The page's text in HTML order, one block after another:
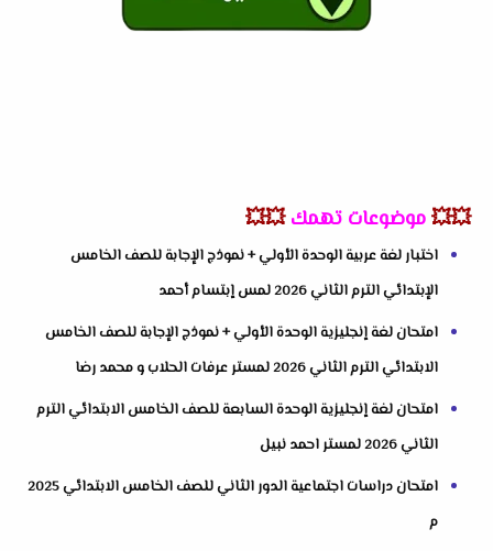
💥💥موضوعات تهمك 💥💥
اختبار لغة عربية الوحدة الأولي + نموذج الإجابة للصف الخامس
الإبتدائي الترم الثاني 2026 لمس إبتسام أحمد
امتحان لغة إنجليزية الوحدة الأولي + نموذج الإجابة للصف الخامس
الابتدائي الترم الثاني 2026 لمستر عرفات الحلاب و محمد رضا
امتحان لغة إنجليزية الوحدة السابعة للصف الخامس الابتدائي الترم
الثاني 2026 لمستر احمد نبيل
امتحان دراسات اجتماعية الدور الثاني للصف الخامس الابتدائي 2025
م